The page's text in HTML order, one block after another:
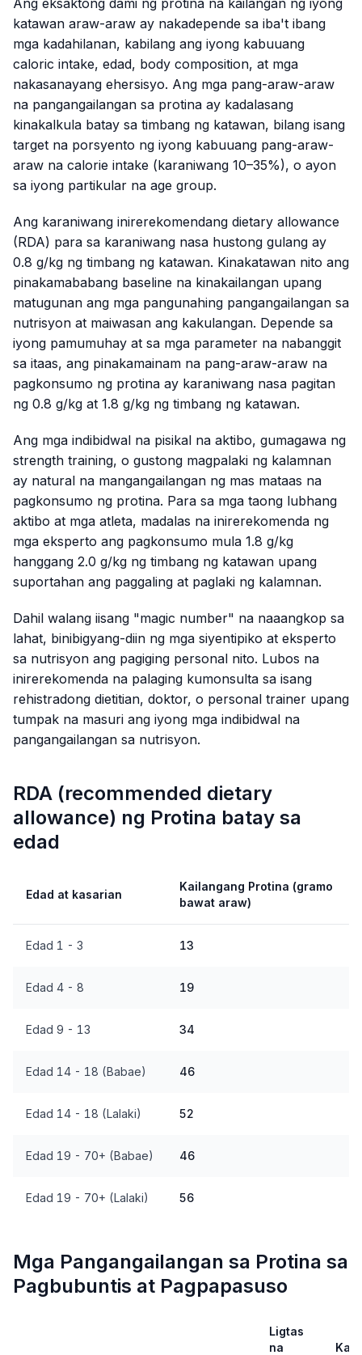
Ang eksaktong dami ng protina na kailangan ng iyong
katawan araw-araw ay nakadepende sa iba't ibang
mga kadahilanan, kabilang ang iyong kabuuang
caloric intake, edad, body composition, at mga
nakasanayang ehersisyo. Ang mga pang-araw-araw
na pangangailangan sa protina ay kadalasang
kinakalkula batay sa timbang ng katawan, bilang isang
target na porsyento ng iyong kabuuang pang-araw-
araw na calorie intake (karaniwang 10–35%), o ayon
sa iyong partikular na age group.
Ang karaniwang inirerekomendang dietary allowance
(RDA) para sa karaniwang nasa hustong gulang ay
0.8 g/kg ng timbang ng katawan. Kinakatawan nito ang
pinakamababang baseline na kinakailangan upang
matugunan ang mga pangunahing pangangailangan sa
nutrisyon at maiwasan ang kakulangan. Depende sa
iyong pamumuhay at sa mga parameter na nabanggit
sa itaas, ang pinakamainam na pang-araw-araw na
pagkonsumo ng protina ay karaniwang nasa pagitan
ng 0.8 g/kg at 1.8 g/kg ng timbang ng katawan.
Ang mga indibidwal na pisikal na aktibo, gumagawa ng
strength training, o gustong magpalaki ng kalamnan
ay natural na mangangailangan ng mas mataas na
pagkonsumo ng protina. Para sa mga taong lubhang
aktibo at mga atleta, madalas na inirerekomenda ng
mga eksperto ang pagkonsumo mula 1.8 g/kg
hanggang 2.0 g/kg ng timbang ng katawan upang
suportahan ang paggaling at paglaki ng kalamnan.
Dahil walang iisang "magic number" na naaangkop sa
lahat, binibigyang-diin ng mga siyentipiko at eksperto
sa nutrisyon ang pagiging personal nito. Lubos na
inirerekomenda na palaging kumonsulta sa isang
rehistradong dietitian, doktor, o personal trainer upang
tumpak na masuri ang iyong mga indibidwal na
pangangailangan sa nutrisyon.
RDA (recommended dietary
allowance) ng Protina batay sa
edad
Edad at kasarian
Kailangang Protina (gramo
bawat araw)
Edad 1 - 3 13
Edad 4 - 8 19
Edad 9 - 13 34
Edad 14 - 18 (Babae) 46
Edad 14 - 18 (Lalaki) 52
Edad 19 - 70+ (Babae) 46
Edad 19 - 70+ (Lalaki) 56
Mga Pangangailangan sa Protina sa
Pagbubuntis at Pagpapasuso
Ligtas
na